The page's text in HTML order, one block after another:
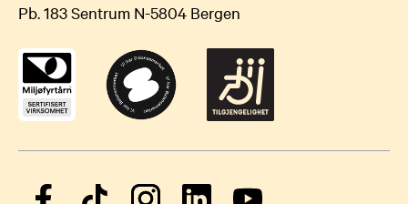
Pb. 183 Sentrum N-5804 Bergen